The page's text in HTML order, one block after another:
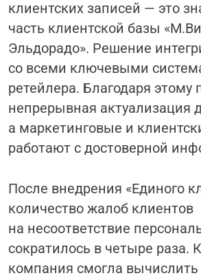
клиентских записей — это
часть клиентской базы
Эльдорадо». Решение
со всеми ключевыми
ретейлера. Благодаря этому
непрерывная актуализация
а маркетинговые и
работают с достоверной
После внедрения «Единого
количество жалоб клиентов
на несоответствие
сократилось в четыре раза.
компания смогла